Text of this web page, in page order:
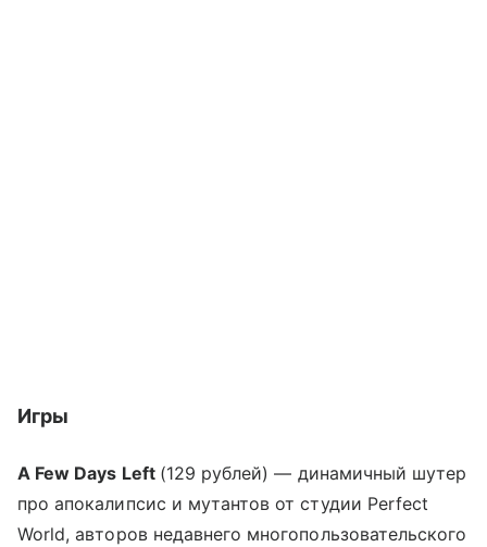
Игры
A Few Days Left (129 рублей) — динамичный шутер
про апокалипсис и мутантов от студии Perfect
World, авторов недавнего многопользовательского